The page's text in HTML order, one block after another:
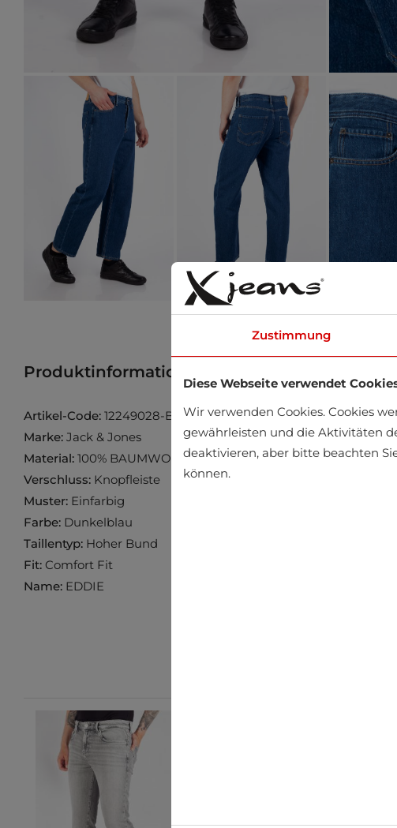
Produktinformation
Artikel-Code: 12249028-Blue-Denim
Marke: Jack & Jones
Material: 100% BAUMWOLLE
Verschluss: Knopfleiste
Muster: Einfarbig
Farbe: Dunkelblau
Taillentyp: Hoher Bund
Fit: Comfort Fit
Name: EDDIE
Zustimmung
Diese Webseite verwendet
Wir verwenden Cookies. Cookies
gewährleisten und die Aktivitäten
deaktivieren, aber bitte beachten
können.